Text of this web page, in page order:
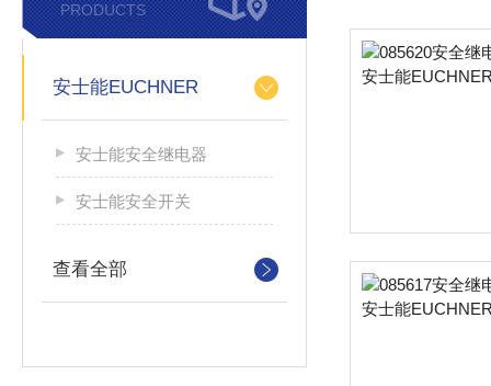
PRODUCTS
安士能EUCHNER
安士能安全继电器
安士能安全开关
查看全部